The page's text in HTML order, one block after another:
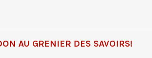
AU GRENIER DES SAVOIRS!